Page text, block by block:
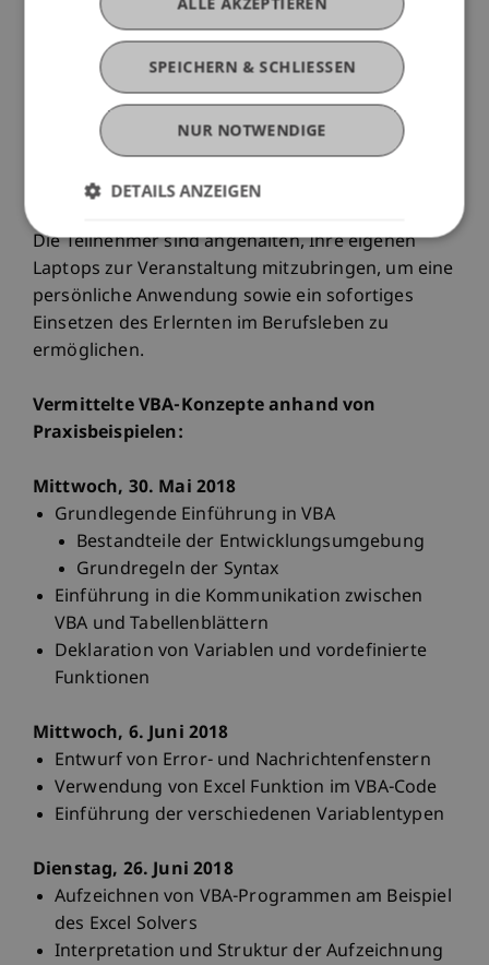
Excel auf.
Die Zielsetzung dieses Kursangebotes liegt darin,
dass jeder Teilnehmer ein Grundverständnis zum
Erstellen und Interpretieren einer VBA-Routine
entwickelt und diese den Bedürfnissen
entsprechend manipulieren kann.
Die Teilnehmer sind angehalten, Ihre eigenen
Laptops zur Veranstaltung mitzubringen, um eine
persönliche Anwendung sowie ein sofortiges
Einsetzen des Erlernten im Berufsleben zu
ermöglichen.
Vermittelte VBA-Konzepte anhand von
Praxisbeispielen:
Mittwoch, 30. Mai 2018
Grundlegende Einführung in VBA
Bestandteile der Entwicklungsumgebung
Grundregeln der Syntax
Einführung in die Kommunikation zwischen
VBA und Tabellenblättern
Deklaration von Variablen und vordefinierte
Funktionen
Mittwoch, 6. Juni 2018
Entwurf von Error- und Nachrichtenfenstern
Verwendung von Excel Funktion im VBA-Code
Einführung der verschiedenen Variablentypen
Dienstag, 26. Juni 2018
Aufzeichnen von VBA-Programmen am Beispiel
des Excel Solvers
Interpretation und Struktur der Aufzeichnung
SPEICHERN & SCHLIESSEN
NUR NOTWENDIGE
DETAILS ANZEIGEN